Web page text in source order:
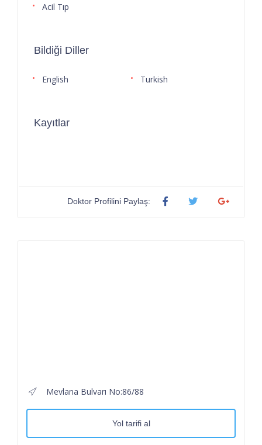
Acil Tıp
Bildiği Diller
English Turkish
Kayıtlar
Doktor Profilini Paylaş:
Mevlana Bulvarı No:86/88
Yol tarifi al